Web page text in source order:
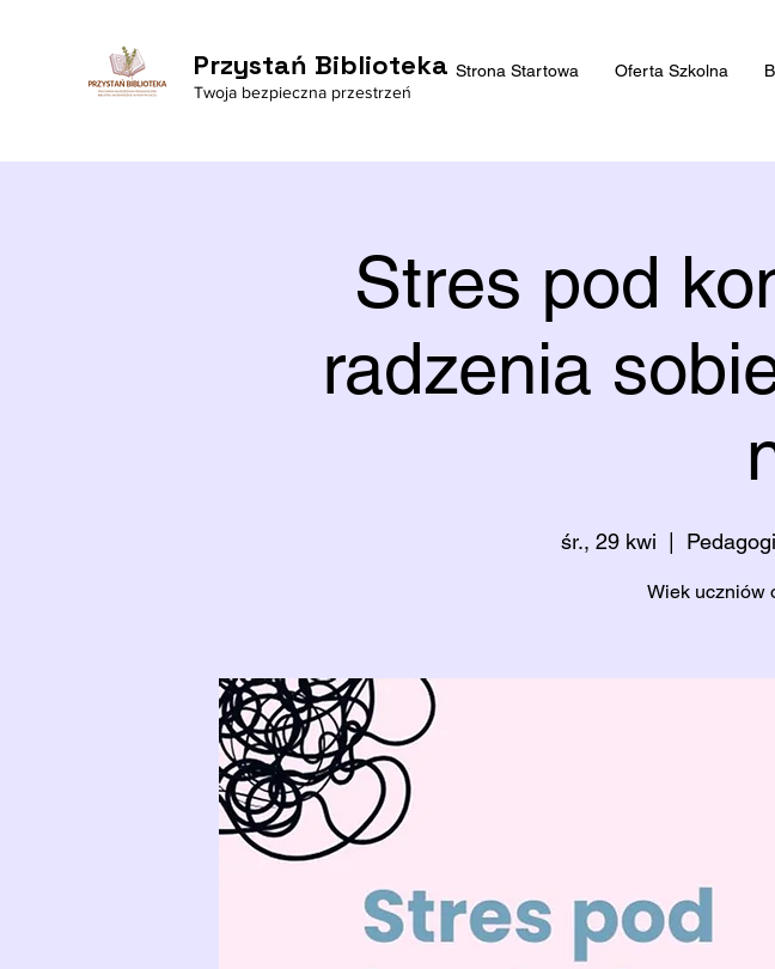
Przystań Biblioteka
Twoja bezpieczna przestrzeń
Strona Startowa Oferta Szkolna
Stres pod
radzenia
śr., 29 kwi
Wiek uczniów